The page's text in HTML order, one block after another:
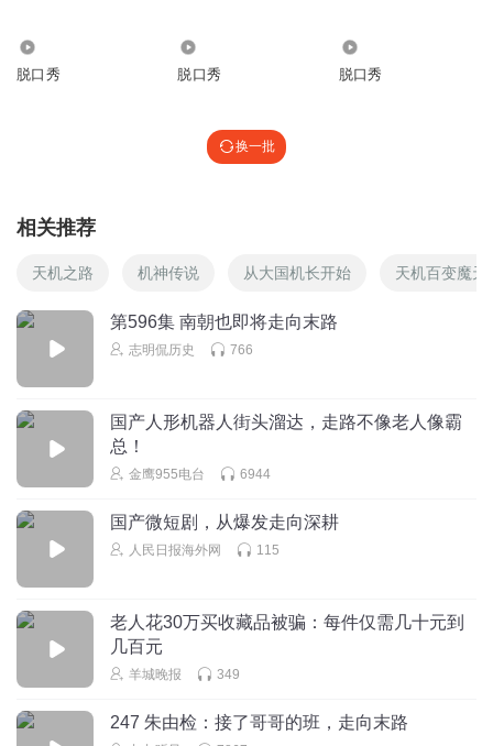
脱口秀 脱口秀 脱口秀
换一批
相关推荐
天机之路 机神传说 从大国机长开始 天机百变魔天
第596集 南朝也即将走向末路
志明侃历史 766
国产人形机器人街头溜达，走路不像老人像霸
总！
金鹰955电台 6944
国产微短剧，从爆发走向深耕
人民日报海外网 115
老人花30万买收藏品被骗：每件仅需几十元到
几百元
羊城晚报 349
247 朱由检：接了哥哥的班，走向末路